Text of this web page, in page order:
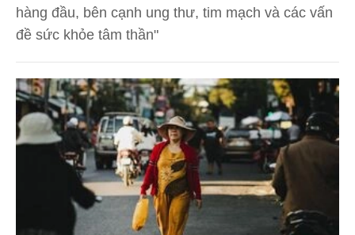
hàng đầu, bên cạnh ung thư, tim mạch và các vấn
đề sức khỏe tâm thần"